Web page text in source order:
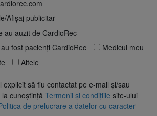
Afișaj publicitar
au auzit de CardioRec
fost pacienți CardioRec
Medicul meu
Altele
explicit să fiu contactat pe e-mail și/sau
cunoștință Termenii și condițiile site-ului
de prelucrare a datelor cu caracter